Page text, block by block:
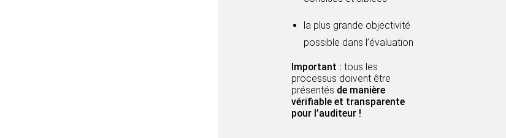
la plus grande objectivité
possible dans l’évaluation
Important : tous les
processus doivent être
présentés de manière
vérifiable et transparente
pour l’auditeur !